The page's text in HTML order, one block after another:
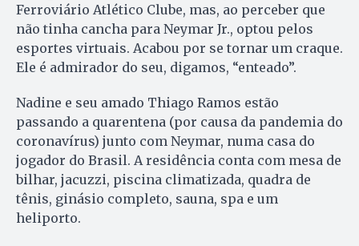
Ferroviário Atlético Clube, mas, ao perceber que
não tinha cancha para Neymar Jr., optou pelos
esportes virtuais. Acabou por se tornar um craque.
Ele é admirador do seu, digamos, “enteado”.
Nadine e seu amado Thiago Ramos estão
passando a quarentena (por causa da pandemia do
coronavírus) junto com Neymar, numa casa do
jogador do Brasil. A residência conta com mesa de
bilhar, jacuzzi, piscina climatizada, quadra de
tênis, ginásio completo, sauna, spa e um
heliporto.